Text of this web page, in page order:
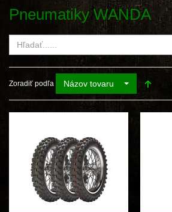
Pneumatiky WANDA
Zoradiť podľa Názov tovaru